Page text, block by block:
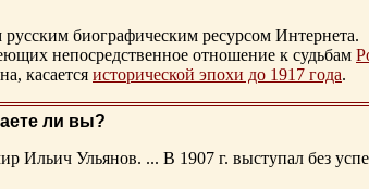
биографическим ресурсом Интернета.
непосредственное отношение к судьбам
касается исторической эпохи до 1917 года.
ли вы?
Ильич Ульянов. ... В 1907 г. выступал без